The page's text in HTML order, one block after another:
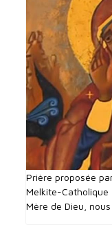
Prière proposée
Melkite-Catholique
Mère de Dieu,